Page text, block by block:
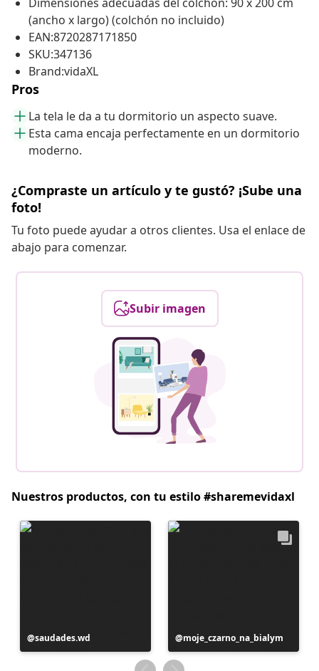
(ancho x largo) (colchón no incluido)
EAN:8720287171850
SKU:347136
Brand:vidaXL
Pros
La tela le da a tu dormitorio un aspecto suave.
Esta cama encaja perfectamente en un dormitorio
moderno.
¿Compraste un artículo y te gustó? ¡Sube una
foto!
Tu foto puede ayudar a otros clientes. Usa el enlace de
abajo para comenzar.
Subir imagen
Nuestros productos, con tu estilo #sharemevidaxl
Publicación
realizada
saudades.wd
Publicación
realizada
por
moje_czarno_na_bialym